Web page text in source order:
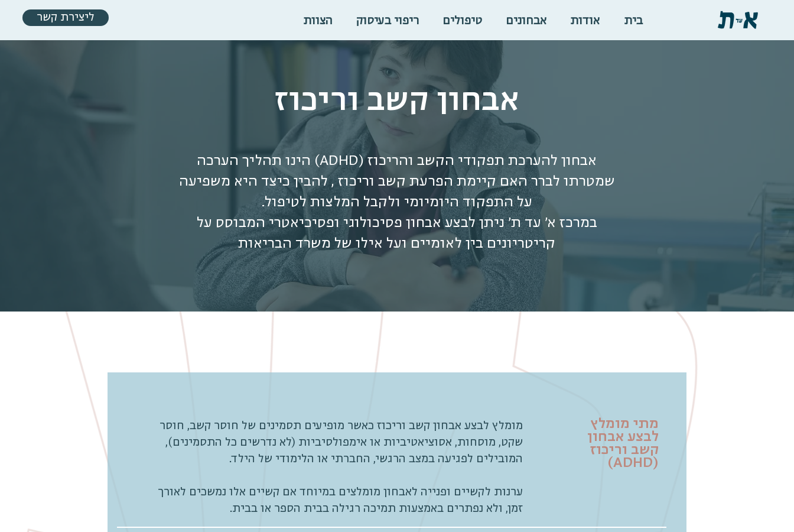
ליצירת קשר בית אודות אבחונים טיפולים ריפוי בעיסוק הצוות
אבחון קשב וריכוז
אבחון להערכת תפקודי הקשב והריכוז (ADHD) הינו תהליך הערכה
שמטרתו לברר האם קיימת הפרעת קשב וריכוז , להבין כיצד היא משפיעה
על התפקוד היומיומי ולקבל המלצות לטיפול.
במרכז א' עד ת' ניתן לבצע אבחון פסיכולוגי ופסיכיאטרי המבוסס על
קריטריונים בין לאומיים ועל אילו של משרד הבריאות
מומלץ לבצע אבחון קשב וריכוז כאשר מופיעים תסמינים של חוסר קשב, חוסר
שקט, מוסחות, אסוציאטיביות או אימפולסיביות (לא נדרשים כל התסמינים),
המובילים לפגיעה במצב הרגשי, החברתי או הלימודי של הילד.
ערנות לקשיים ופנייה לאבחון מומלצים במיוחד אם קשיים אלו נמשכים לאורך
זמן, ולא נפתרים באמצעות תמיכה רגילה בבית הספר או בבית.
מתי מומלץ
לבצע אבחון
קשב וריכוז
(ADHD)